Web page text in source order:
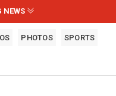
NEWS
PHOTOS SPORTS